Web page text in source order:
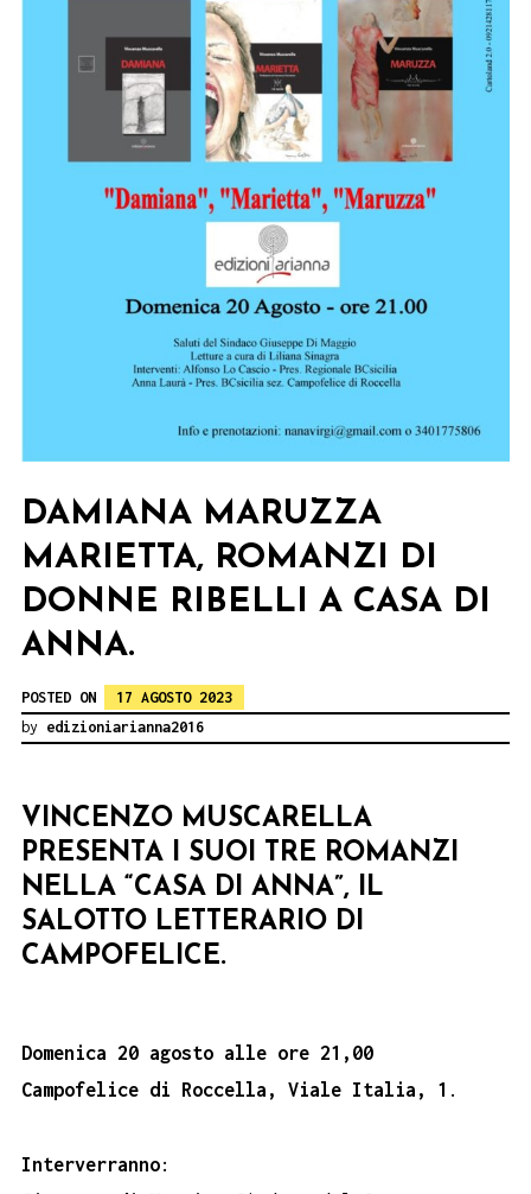
DAMIANA MARUZZA
MARIETTA, ROMANZI DI
DONNE RIBELLI A CASA DI
ANNA.
POSTED ON
17 AGOSTO 2023
by edizioniarianna2016
VINCENZO MUSCARELLA
PRESENTA I SUOI TRE ROMANZI
NELLA “CASA DI ANNA”, IL
SALOTTO LETTERARIO DI
CAMPOFELICE.
Domenica 20 agosto alle ore 21,00
Campofelice di Roccella, Viale Italia, 1 .
Interverranno: